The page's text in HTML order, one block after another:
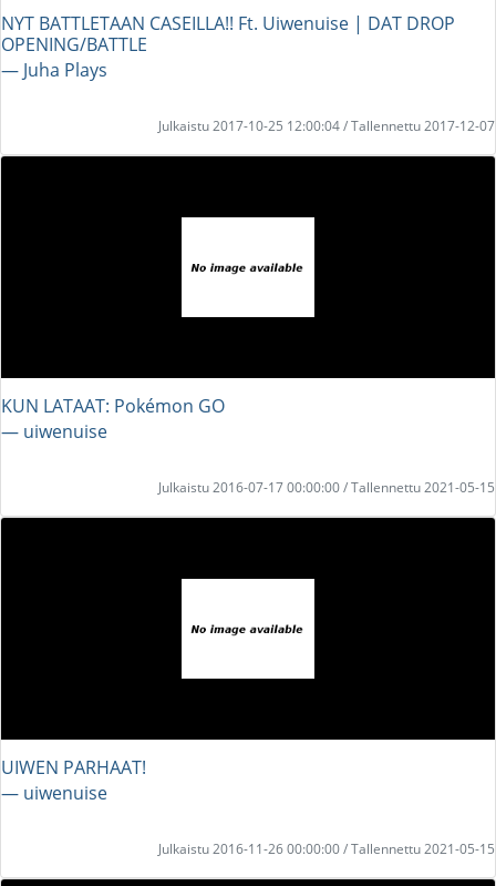
NYT BATTLETAAN CASEILLA!! Ft. Uiwenuise | DAT DROP
OPENING/BATTLE
― Juha Plays
Julkaistu 2017-10-25 12:00:04 / Tallennettu 2017-12-07
KUN LATAAT: Pokémon GO
― uiwenuise
Julkaistu 2016-07-17 00:00:00 / Tallennettu 2021-05-15
UIWEN PARHAAT!
― uiwenuise
Julkaistu 2016-11-26 00:00:00 / Tallennettu 2021-05-15